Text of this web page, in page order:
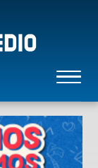
ENTRETENIMIENTO